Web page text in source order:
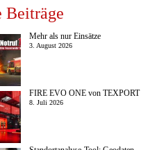
Beiträge
Mehr als nur Einsätze
3. August 2026
FIRE EVO ONE von TEXPORT
8. Juli 2026